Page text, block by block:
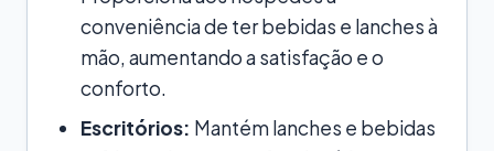
conveniência de ter bebidas e lanches à
mão, aumentando a satisfação e o
conforto.
Escritórios: Mantém lanches e bebidas